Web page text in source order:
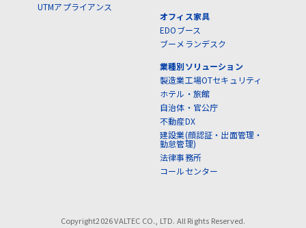
UTMアプライアンス
オフィス家具
EDOブース
ブーメランデスク
業種別ソリューション
製造業工場OTセキュリティ
ホテル・旅館
自治体・官公庁
不動産DX
建設業(顔認証・出面管理・
勤怠管理)
法律事務所
コールセンター
Copyright2026 VALTEC CO., LTD. All Rights Reserved.